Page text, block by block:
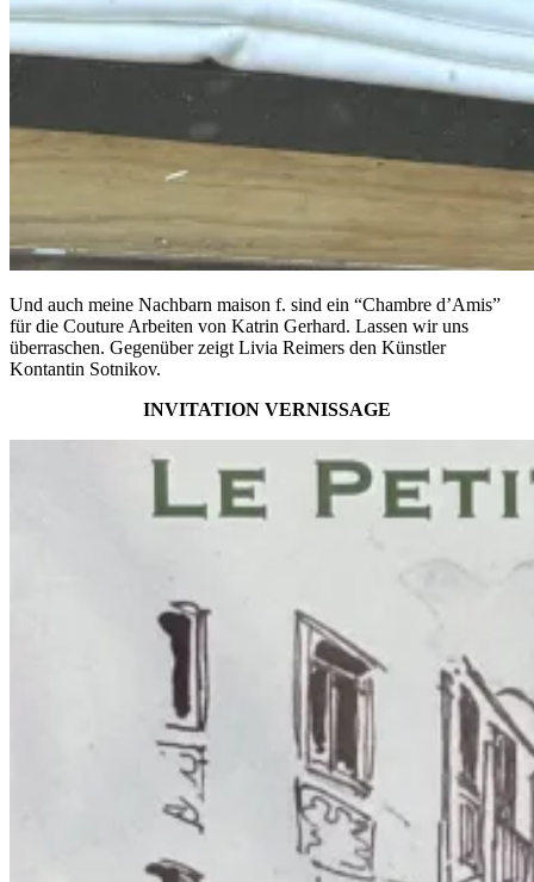
Und auch meine Nachbarn maison f. sind ein “Chambre d’Amis”
für die Couture Arbeiten von Katrin Gerhard. Lassen wir uns
überraschen. Gegenüber zeigt Livia Reimers den Künstler
Kontantin Sotnikov.
INVITATION VERNISSAGE